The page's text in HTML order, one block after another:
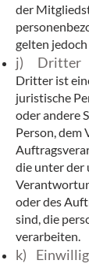
der
gelten
j) Dritter
Dritter ist
juristische
oder andere
Person, dem
die unter der
oder des
sind, die
verarbeiten.
k)